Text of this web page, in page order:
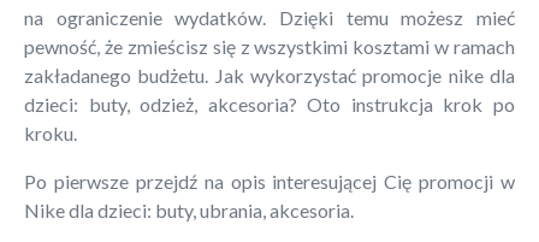
na ograniczenie wydatków. Dzięki temu możesz mieć
pewność, że zmieścisz się z wszystkimi kosztami w ramach
zakładanego budżetu. Jak wykorzystać promocje nike dla
dzieci: buty, odzież, akcesoria? Oto instrukcja krok po
kroku.
Po pierwsze przejdź na opis interesującej Cię promocji w
Nike dla dzieci: buty, ubrania, akcesoria.